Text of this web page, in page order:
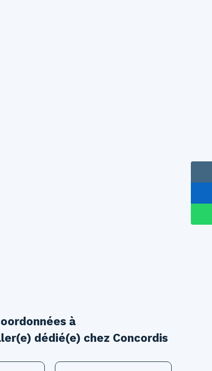
à
dédié(e) chez Concordis